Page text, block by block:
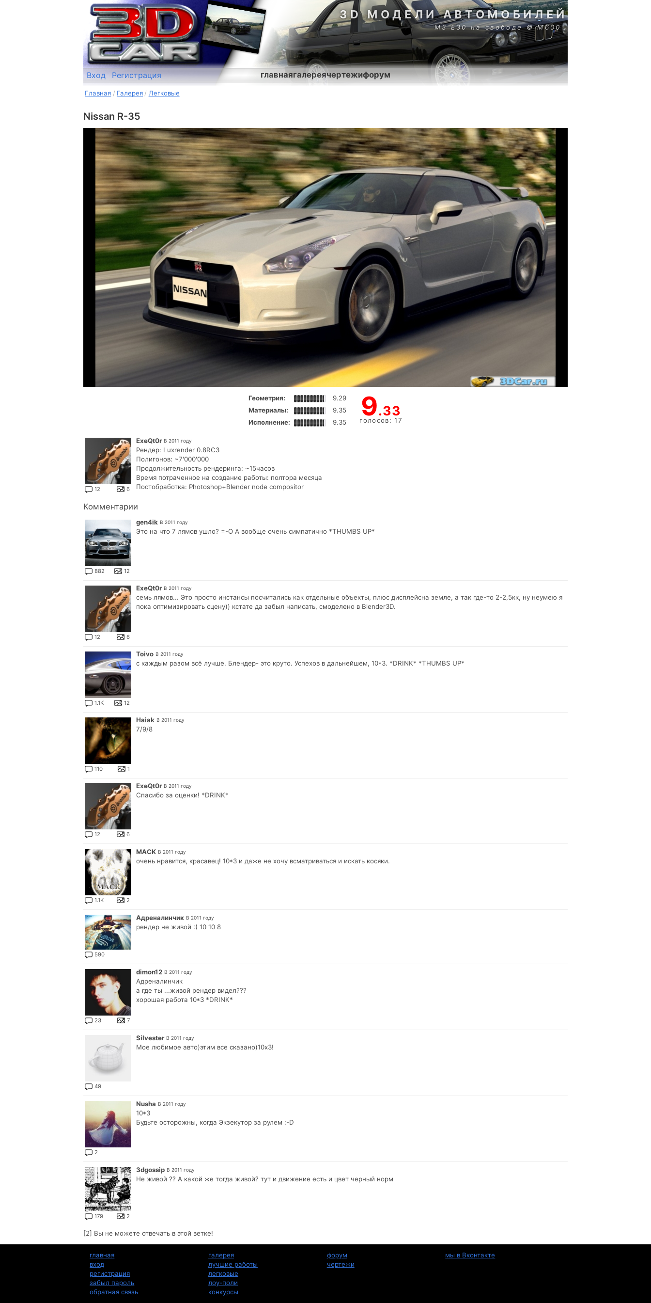
3D МОДЕЛИ АВТОМОБИЛЕЙ
М3 Е30 на свободе © M600
Вход Регистрация главнаягалереячертежифорум
Главная Галерея Легковые
Nissan R-35
Геометрия:
9.29
Материалы:
9.35
Исполнение:
9.35
9.33
голосов: 17
12 6
ExeQt0r В 2011 году
Рендер: Luxrender 0.8RC3
Полигонов: ~7'000'000
Продолжительность рендеринга: ~15часов
Время потраченное на создание работы: полтора месяца
Постобработка: Photoshop+Blender node compositor
Комментарии
882 12
gen4ik В 2011 году
Это на что 7 лямов ушло? =-O А вообще очень симпатично *THUMBS UP*
12 6
ExeQt0r В 2011 году
семь лямов... Это просто инстансы посчитались как отдельные объекты, плюс дисплейсна земле, а так где-то 2-2,5кк, ну неумею я
пока оптимизировать сцену)) кстате да забыл написать, смоделено в Blender3D.
1.1K 12
Toivo В 2011 году
с каждым разом всё лучше. Блендер- это круто. Успехов в дальнейшем, 10*3. *DRINK* *THUMBS UP*
110 1
Haiak В 2011 году
7/9/8
12 6
ExeQt0r В 2011 году
Спасибо за оценки! *DRINK*
1.1K 2
MACK В 2011 году
очень нравится, красавец! 10*3 и даже не хочу всматриваться и искать косяки.
590
Адреналинчик В 2011 году
рендер не живой :( 10 10 8
23 7
dimon12 В 2011 году
Адреналинчик
а где ты ...живой рендер видел???
хорошая работа 10*3 *DRINK*
49
Silvester В 2011 году
Мое любимое авто)этим все сказано)10х3!
2
Nusha В 2011 году
10*3
Будьте осторожны, когда Экзекутор за рулем :-D
179 2
3dgossip В 2011 году
Не живой ?? А какой же тогда живой? тут и движение есть и цвет черный норм
[2] Вы не можете отвечать в этой ветке!
главная
вход
регистрация
забыл пароль
обратная связь
галерея
лучшие работы
легковые
лоу-поли
конкурсы
форум
чертежи
мы в Вконтакте